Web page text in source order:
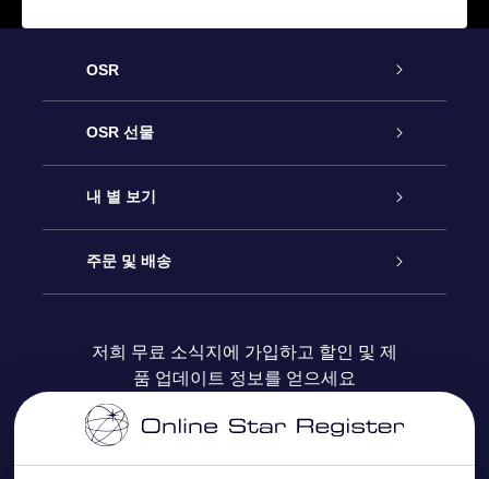
OSR
고객 서비스
연락처
블로그
OSR 선물
온라인 별 선물
OSR 선물 팩
OSR 상품권
기업 선물
내 별 보기
Star Register
맞춤 별 페이지
One Million Stars
주문 및 배송
결제 정보
배송 정보
저희 무료 소식지에 가입하고 할인 및 제
품 업데이트 정보를 얻으세요